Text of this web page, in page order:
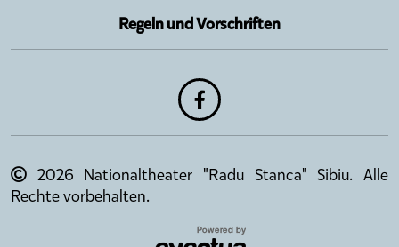
Regeln und Vorschriften
2026 Nationaltheater "Radu Stanca" Sibiu. Alle
Rechte vorbehalten.